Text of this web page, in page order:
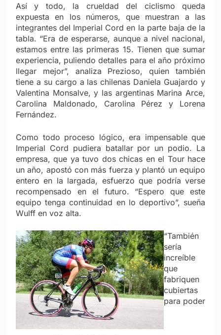
Así y todo, la crueldad del ciclismo queda
expuesta en los números, que muestran a las
integrantes del Imperial Cord en la parte baja de la
tabla. “Era de esperarse, aunque a nivel nacional,
estamos entre las primeras 15. Tienen que sumar
experiencia, puliendo detalles para el año próximo
llegar mejor”, analiza Prezioso, quien también
tiene a su cargo a las chilenas Daniela Guajardo y
Valentina Monsalve, y las argentinas Marina Arce,
Carolina Maldonado, Carolina Pérez y Lorena
Fernández.
Como todo proceso lógico, era impensable que
Imperial Cord pudiera batallar por un podio. La
empresa, que ya tuvo dos chicas en el Tour hace
un año, apostó con más fuerza y plantó un equipo
entero en la largada, esfuerzo que podría verse
recompensado en el futuro. “Espero que este
equipo tenga continuidad en lo deportivo”, sueña
Wulff en voz alta.
“También
sería
increíble
que
fabriquen
cubiertas
para poder